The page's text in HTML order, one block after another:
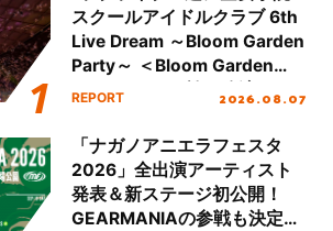
スクールアイドルクラブ 6th
Live Dream ～Bloom Garden
Party～ ＜Bloom Garden
Party Stage／埼玉公演＞”
REPORT 2026.08.07
「ナガノアニエラフェスタ
2026」全出演アーティスト
発表＆新ステージ初公開！
GEARMANIAの参戦も決定